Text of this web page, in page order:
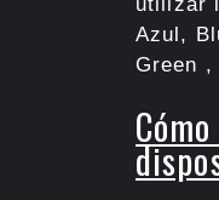
Azul,
Green ,